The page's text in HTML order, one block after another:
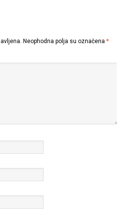
Neophodna polja su označena *